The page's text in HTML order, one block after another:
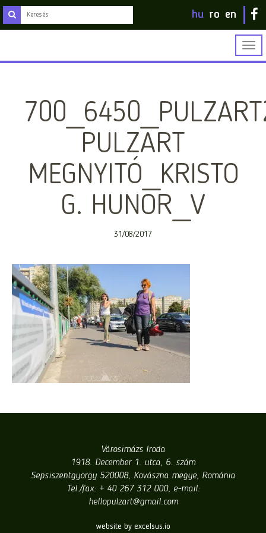
hu ro en
PULZART
MEGNYITÓ_KRISTO
G. HUNOR_V
31/08/2017
Városimázs Iroda
1918. December 1. utca, 6. szám
Sepsiszentgyörgy 520008, Kovászna megye, Románia
Tel./fax: + 40 267 312 000, e-mail:
hellopulzart@gmail.com
website by excelsus.io